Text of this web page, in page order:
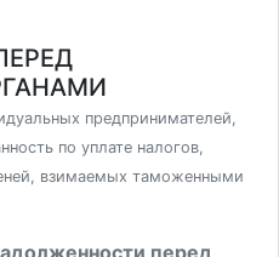
предпринимателей,
по уплате налогов,
взимаемых таможенными
перед